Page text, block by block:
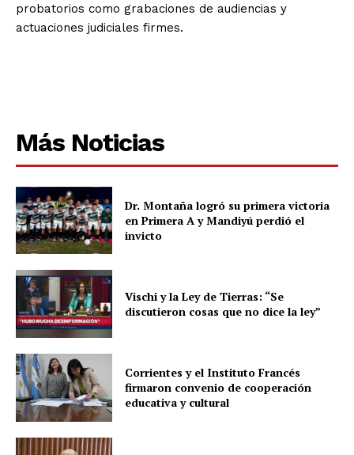
probatorios como grabaciones de audiencias y
actuaciones judiciales firmes.
Más Noticias
Dr. Montaña logró su primera victoria
en Primera A y Mandiyú perdió el
invicto
Vischi y la Ley de Tierras: “Se
discutieron cosas que no dice la ley”
Corrientes y el Instituto Francés
firmaron convenio de cooperación
educativa y cultural